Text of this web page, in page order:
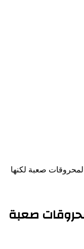
صعبة لكنها
صعبة